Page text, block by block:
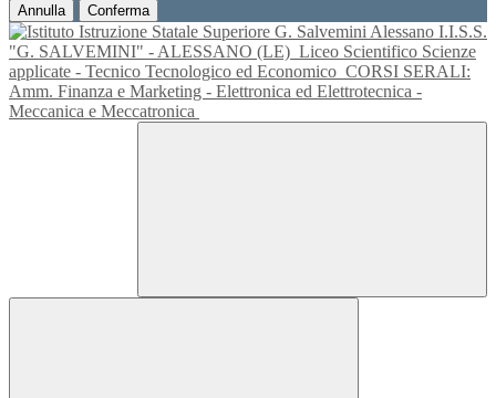
Annulla Conferma
I.I.S.S.
"G. SALVEMINI" - ALESSANO (LE) Liceo Scientifico Scienze
applicate - Tecnico Tecnologico ed Economico CORSI SERALI:
Amm. Finanza e Marketing - Elettronica ed Elettrotecnica -
Meccanica e Meccatronica